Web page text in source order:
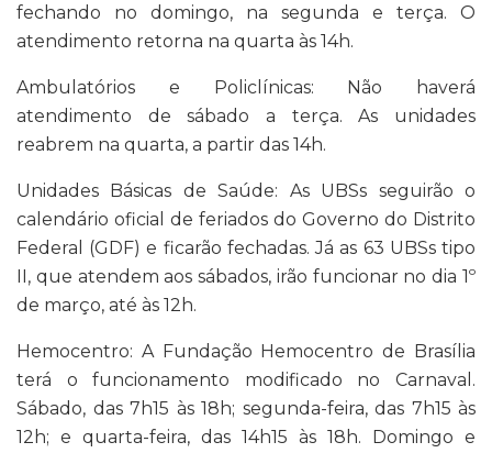
fechando no domingo, na segunda e terça. O
atendimento retorna na quarta às 14h.
Ambulatórios e Policlínicas: Não haverá
atendimento de sábado a terça. As unidades
reabrem na quarta, a partir das 14h.
Unidades Básicas de Saúde: As UBSs seguirão o
calendário oficial de feriados do Governo do Distrito
Federal (GDF) e ficarão fechadas. Já as 63 UBSs tipo
II, que atendem aos sábados, irão funcionar no dia 1º
de março, até às 12h.
Hemocentro: A Fundação Hemocentro de Brasília
terá o funcionamento modificado no Carnaval.
Sábado, das 7h15 às 18h; segunda-feira, das 7h15 às
12h; e quarta-feira, das 14h15 às 18h. Domingo e